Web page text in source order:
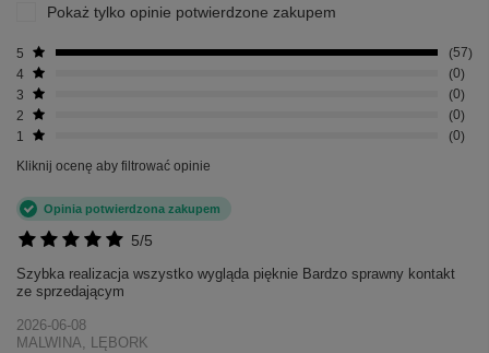
Pokaż tylko opinie potwierdzone zakupem
5
57
4
0
3
0
2
0
1
0
Kliknij ocenę aby filtrować opinie
5/5
Opinia potwierdzona zakupem
Szybka realizacja wszystko wygląda pięknie Bardzo sprawny kontakt
ze sprzedającym
2026-06-08
MALWINA, LĘBORK